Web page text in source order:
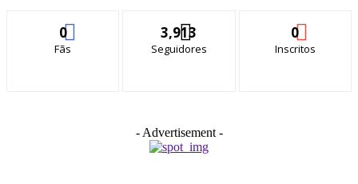
0
Fãs
3,913
Seguidores
0
Inscritos
- Advertisement -